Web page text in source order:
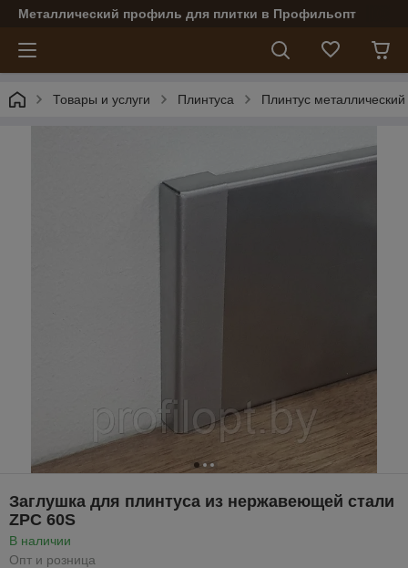
Металлический профиль для плитки в Профильопт
Товары и услуги Плинтуса Плинтус
Заглушка для плинтуса из нержавеющей стали
ZPC 60S
В наличии
Опт и розница